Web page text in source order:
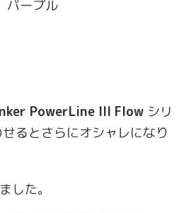
パープル
PowerLine III Flow シリ
るとさらにオシャレになり
した。